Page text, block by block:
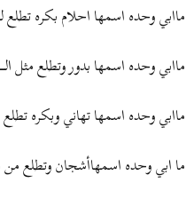
ماابي وحده اسمها احلام بكره تطلع
ماابي وحده اسمها بدور وتطلع مثل
ماابي وحده اسمها تهاني وبكره تطلع
ما ابي وحده اسمهاأشجان وتطلع من دون